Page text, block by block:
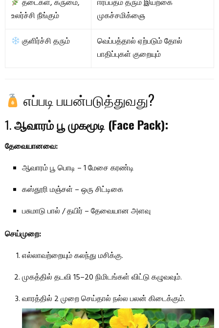
தடைகள், கருமை,
உலர்ச்சி நீங்கும்
ஈரப்பதம் தரும் இயற்கை
முகச்சமிக்ஞை
குளிர்ச்சி தரும்
வெப்பத்தால் ஏற்படும் தோல்
பாதிப்புகள் குறையும்
எப்படி பயன்படுத்துவது?
1.ஆவாரம் பூ முகமூடி (Face Pack):
தேவையானவை:
ஆவாரம் பூ பொடி – 1 மேசை கரண்டி
கஸ்தூரி மஞ்சள் – ஒரு சிட்டிகை
பசுமாடு பால் / தயிர் – தேவையான அளவு
செய்முறை:
எல்லாவற்றையும் கலந்து மசிக்கு.
முகத்தில் தடவி 15–20 நிமிடங்கள் விட்டு கழுவவும்.
வாரத்தில் 2 முறை செய்தால் நல்ல பலன் கிடைக்கும்.